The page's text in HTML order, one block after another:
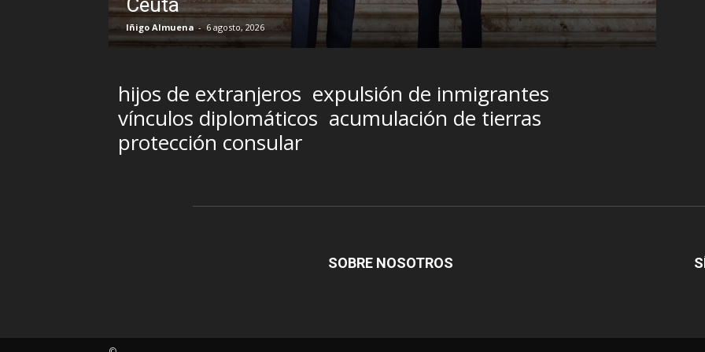
Brasil y la sombra del Foro de São Paulo
R.C. Gómez 5 agosto, 2026
hijos de extranjeros expulsión de inmigrantes
vínculos diplomáticos acumulación de tierras
protección consular
SOBRE NOSOTROS